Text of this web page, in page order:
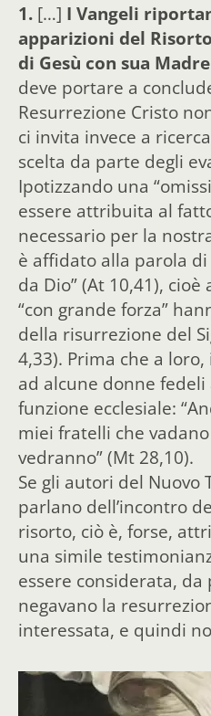
1. […] I Vangeli
apparizioni del
di Gesù con sua
deve portare a
Resurrezione Cristo
ci invita invece a
scelta da parte degli
Ipotizzando una
essere attribuita al
necessario per la
è affidato alla parola
da Dio” (At 10,41),
“con grande forza”
della risurrezione del
4,33). Prima che a
ad alcune donne
funzione ecclesiale:
miei fratelli che
vedranno” (Mt 28,10).
Se gli autori del Nuovo
parlano dell’incontro
risorto, ciò è, forse,
una simile
essere considerata,
negavano la
interessata, e quindi